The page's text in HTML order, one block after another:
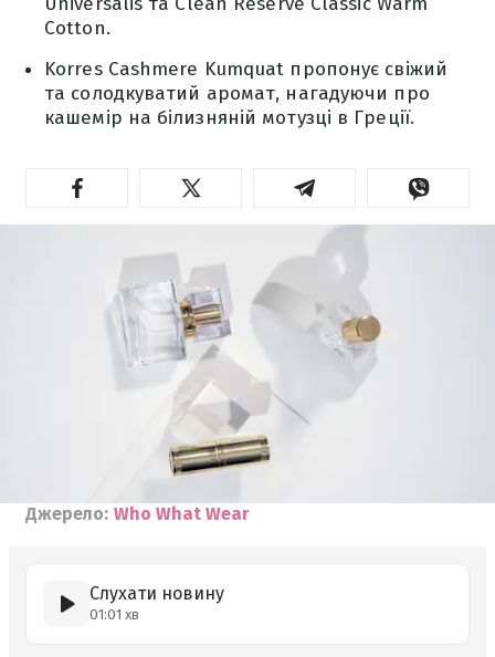
Cotton.
Korres Cashmere Kumquat пропонує свіжий
та солодкуватий аромат, нагадуючи про
кашемір на білизняній мотузці в Греції.
Джерело: Who What Wear
Слухати новину
01:01 хв